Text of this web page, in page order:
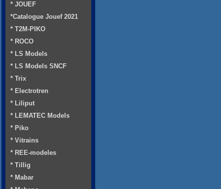
* JOUEF
*Catalogue Jouef 2021
* T2M-PIKO
* ROCO
* LS Models
* LS Models SNCF
* Trix
* Electrotren
* Liliput
* LEMATEC Models
* Piko
* Vitrains
* REE-modeles
* Tillig
* Mabar